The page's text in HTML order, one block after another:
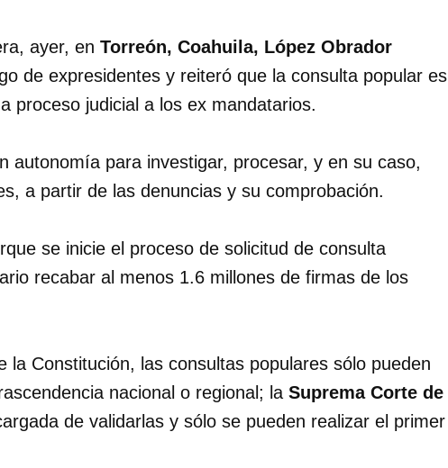
ayer, en Torreón, Coahuila, López Obrador
de expresidentes y reiteró que la consulta popular es
proceso judicial a los ex mandatarios.
autonomía para investigar, procesar, y en su caso,
a partir de las denuncias y su comprobación.
se inicie el proceso de solicitud de consulta
recabar al menos 1.6 millones de firmas de los
la Constitución, las consultas populares sólo pueden
nacional o regional; la Suprema Corte de
de validarlas y sólo se pueden realizar el primer